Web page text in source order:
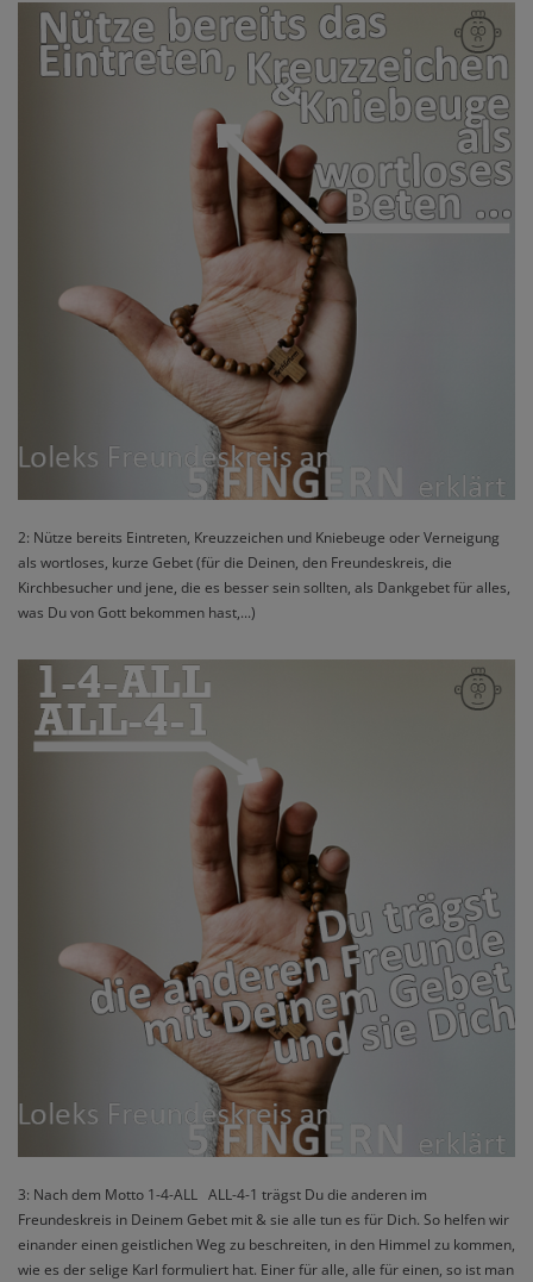
2: Nütze bereits Eintreten, Kreuzzeichen und Kniebeuge oder Verneigung
als wortloses, kurze Gebet (für die Deinen, den Freundeskreis, die
Kirchbesucher und jene, die es besser sein sollten, als Dankgebet für alles,
was Du von Gott bekommen hast,...)
3: Nach dem Motto 1-4-ALL ALL-4-1 trägst Du die anderen im
Freundeskreis in Deinem Gebet mit & sie alle tun es für Dich. So helfen wir
einander einen geistlichen Weg zu beschreiten, in den Himmel zu kommen,
wie es der selige Karl formuliert hat. Einer für alle, alle für einen, so ist man